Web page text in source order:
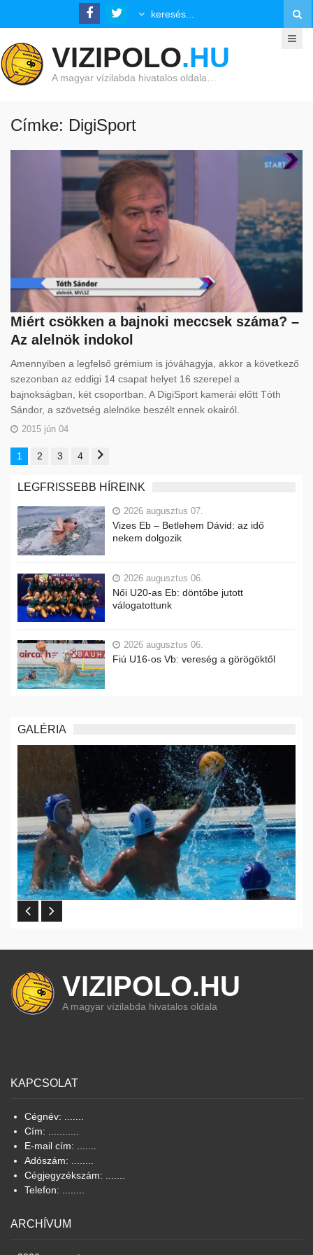
VIZIPOLO.HU
A magyar vízilabda hivatalos oldala…
Címke: DigiSport
Miért csökken a bajnoki meccsek száma? –
Az alelnök indokol
Amennyiben a legfelső grémium is jóváhagyja, akkor a következő
szezonban az eddigi 14 csapat helyet 16 szerepel a
bajnokságban, két csoportban. A DigiSport kamerái előtt Tóth
Sándor, a szövetség alelnöke beszélt ennek okairól.
2015 jún 04
1 2 3 4
LEGFRISSEBB HÍREINK
2026 augusztus 07.
Vizes Eb – Betlehem Dávid: az idő
nekem dolgozik
2026 augusztus 06.
Női U20-as Eb: döntőbe jutott
válogatottunk
2026 augusztus 06.
Fiú U16-os Vb: vereség a görögöktől
GALÉRIA
VIZIPOLO.HU
A magyar vízilabda hivatalos oldala
KAPCSOLAT
Cégnév: .......
Cím: ...........
E-mail cím: .......
Adószám: ........
Cégjegyzékszám: .......
Telefon: ........
ARCHÍVUM